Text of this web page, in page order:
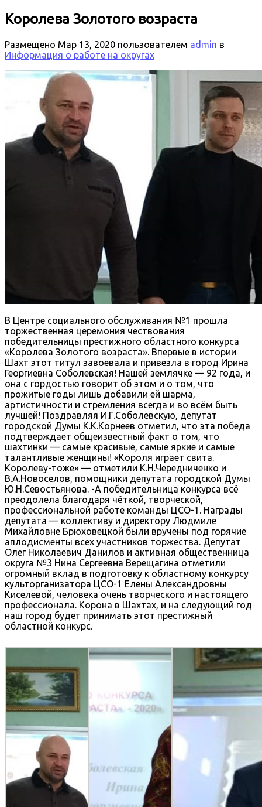
Королева Золотого возраста
Размещено Мар 13, 2020 пользователем admin в
Информация о работе на округах
В Центре социального обслуживания №1 прошла
торжественная церемония чествования
победительницы престижного областного конкурса
«Королева Золотого возраста». Впервые в истории
Шахт этот титул завоевала и привезла в город Ирина
Георгиевна Соболевская! Нашей землячке — 92 года, и
она с гордостью говорит об этом и о том, что
прожитые годы лишь добавили ей шарма,
артистичности и стремления всегда и во всём быть
лучшей! Поздравляя И.Г.Соболевскую, депутат
городской Думы К.К.Корнеев отметил, что эта победа
подтверждает общеизвестный факт о том, что
шахтинки — самые красивые, самые яркие и самые
талантливые женщины! «Короля играет свита.
Королеву-тоже» — отметили К.Н.Чередниченко и
В.А.Новоселов, помощники депутата городской Думы
Ю.Н.Севостьянова. -А победительница конкурса всё
преодолела благодаря чёткой, творческой,
профессиональной работе команды ЦСО-1. Награды
депутата — коллективу и директору Людмиле
Михайловне Брюховецкой были вручены под горячие
аплодисменты всех участников торжества. Депутат
Олег Николаевич Данилов и активная общественница
округа №3 Нина Сергеевна Верещагина отметили
огромный вклад в подготовку к областному конкурсу
культорганизатора ЦСО-1 Елены Александровны
Киселевой, человека очень творческого и настоящего
профессионала. Корона в Шахтах, и на следующий год
наш город будет принимать этот престижный
областной конкурс.